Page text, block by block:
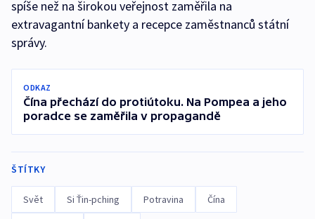
spíše než na širokou veřejnost zaměřila na
extravagantní bankety a recepce zaměstnanců státní
správy.
ODKAZ
Čína přechází do protiútoku. Na Pompea a jeho
poradce se zaměřila v propagandě
ŠTÍTKY
Svět Si Ťin-pching Potravina Čína